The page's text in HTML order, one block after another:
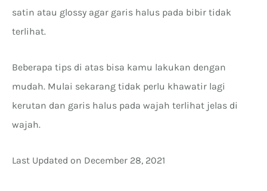
satin atau glossy agar garis halus pada bibir tidak
terlihat.
Beberapa tips di atas bisa kamu lakukan dengan
mudah. Mulai sekarang tidak perlu khawatir lagi
kerutan dan garis halus pada wajah terlihat jelas di
wajah.
Last Updated on December 28, 2021